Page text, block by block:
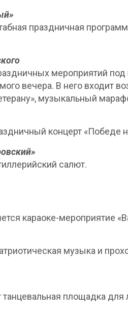
праздничная
мероприятий
вечера. В него входит
музыкальный
концерт «Победе
салют.
караоке-мероприятие
музыка и
танцевальная площадка